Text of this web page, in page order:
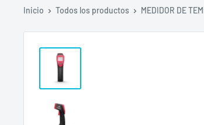
Inicio Todos los productos MEDIDOR DE